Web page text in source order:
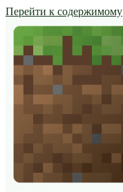
Перейти к содержимому